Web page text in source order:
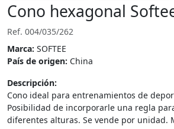
Cono hexagonal
Ref. 004/035/262
Marca: SOFTEE
País de origen: China
Descripción:
Cono ideal para entrenamientos de
Posibilidad de incorporarle una regla
diferentes alturas. Se vende por unidad.